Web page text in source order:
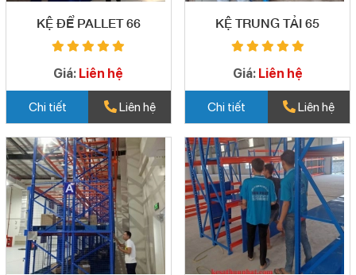
KỆ ĐỂ PALLET 66
Giá: Liên hệ
Chi tiết Liên hệ
KỆ TRUNG TẢI 65
Giá: Liên hệ
Chi tiết Liên hệ